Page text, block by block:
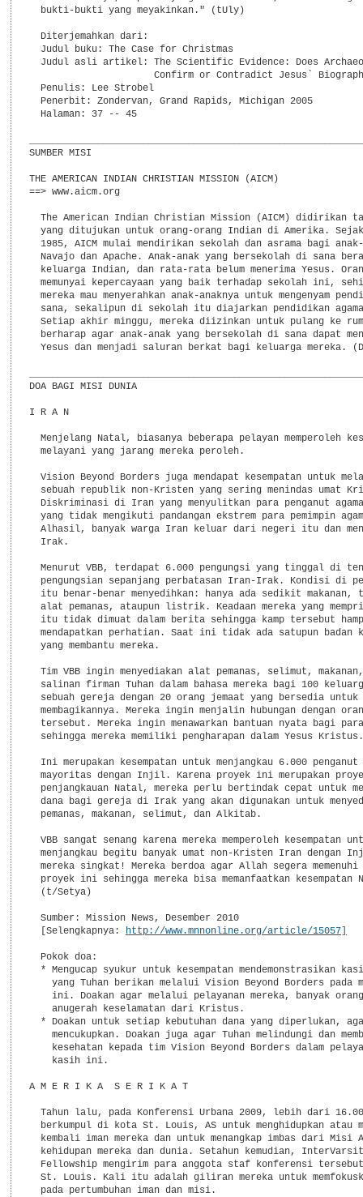
  bukti-bukti yang meyakinkan." (tUly)
  Diterjemahkan dari:
  Judul buku: The Case for Christmas
Judul asli artikel: The Scientific Evidence: Does
Confirm or Contradict Jesus`
  Penulis: Lee Strobel
  Penerbit: Zondervan, Grand Rapids, Michigan 2005
  Halaman: 37 -- 45
SUMBER MISI
THE AMERICAN INDIAN CHRISTIAN MISSION (AICM)
==> www.aicm.org
The American Indian Christian Mission (AICM) didirikan
yang ditujukan untuk orang-orang Indian di Amerika.
1985, AICM mulai mendirikan sekolah dan asrama bagi
Navajo dan Apache. Anak-anak yang bersekolah di sana
keluarga Indian, dan rata-rata belum menerima Yesus.
memunyai kepercayaan yang baik terhadap sekolah ini,
mereka mau menyerahkan anak-anaknya untuk mengenyam
sana, sekalipun di sekolah itu diajarkan pendidikan
Setiap akhir minggu, mereka diizinkan untuk pulang ke
berharap agar anak-anak yang bersekolah di sana dapat
Yesus dan menjadi saluran berkat bagi keluarga mereka.
DOA BAGI MISI DUNIA
I R A N
Menjelang Natal, biasanya beberapa pelayan memperoleh
  melayani yang jarang mereka peroleh.
Vision Beyond Borders juga mendapat kesempatan untuk
sebuah republik non-Kristen yang sering menindas umat
Diskriminasi di Iran yang menyulitkan para penganut
yang tidak mengikuti pandangan ekstrem para pemimpin
Alhasil, banyak warga Iran keluar dari negeri itu dan
  Irak.
Menurut VBB, terdapat 6.000 pengungsi yang tinggal di
pengungsian sepanjang perbatasan Iran-Irak. Kondisi di
itu benar-benar menyedihkan: hanya ada sedikit makanan,
alat pemanas, ataupun listrik. Keadaan mereka yang
itu tidak dimuat dalam berita sehingga kamp tersebut
mendapatkan perhatian. Saat ini tidak ada satupun badan
  yang membantu mereka.
Tim VBB ingin menyediakan alat pemanas, selimut,
salinan firman Tuhan dalam bahasa mereka bagi 100
  sebuah gereja dengan 20 orang jemaat yang bersedia untuk
membagikannya. Mereka ingin menjalin hubungan dengan
tersebut. Mereka ingin menawarkan bantuan nyata bagi
  sehingga mereka memiliki pengharapan dalam Yesus Kristus.
Ini merupakan kesempatan untuk menjangkau 6.000 penganut
mayoritas dengan Injil. Karena proyek ini merupakan
penjangkauan Natal, mereka perlu bertindak cepat untuk
dana bagi gereja di Irak yang akan digunakan untuk
  pemanas, makanan, selimut, dan Alkitab.
VBB sangat senang karena mereka memperoleh kesempatan
menjangkau begitu banyak umat non-Kristen Iran dengan
mereka singkat! Mereka berdoa agar Allah segera memenuhi
proyek ini sehingga mereka bisa memanfaatkan kesempatan
  (t/Setya)
  Sumber: Mission News, Desember 2010
  [Selengkapnya:
http://www.mnnonline.org/article/15057]
  Pokok doa:
* Mengucap syukur untuk kesempatan mendemonstrasikan
yang Tuhan berikan melalui Vision Beyond Borders pada
ini. Doakan agar melalui pelayanan mereka, banyak
    anugerah keselamatan dari Kristus.
* Doakan untuk setiap kebutuhan dana yang diperlukan,
mencukupkan. Doakan juga agar Tuhan melindungi dan
kesehatan kepada tim Vision Beyond Borders dalam
    kasih ini.
A M E R I K A  S E R I K A T
Tahun lalu, pada Konferensi Urbana 2009, lebih dari
berkumpul di kota St. Louis, AS untuk menghidupkan atau
kembali iman mereka dan untuk menangkap imbas dari Misi
kehidupan mereka dan dunia. Setahun kemudian,
Fellowship mengirim para anggota staf konferensi
St. Louis. Kali itu adalah giliran mereka untuk
  pada pertumbuhan iman dan misi.